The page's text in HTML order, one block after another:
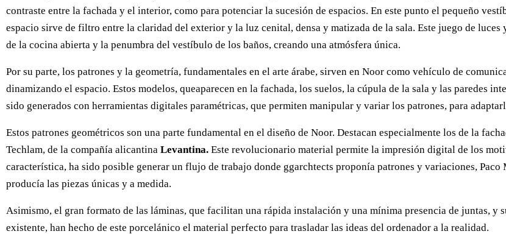
contraste entre la fachada y el interior, como para potenciar la sucesión de espacios. En este punto el pequeño
espacio sirve de filtro entre la claridad del exterior y la luz cenital, densa y matizada de la sala. Este juego de
de la cocina abierta y la penumbra del vestíbulo de los baños, creando una atmósfera única.
Por su parte, los patrones y la geometría, fundamentales en el arte árabe, sirven en Noor como vehículo de
dinamizando el espacio. Estos modelos, queaparecen en la fachada, los suelos, la cúpula de la sala y las paredes
sido generados con herramientas digitales paramétricas, que permiten manipular y variar los patrones, para
Estos patrones geométricos son una parte fundamental en el diseño de Noor. Destacan especialmente los de la
Techlam, de la compañía alicantina Levantina. Este revolucionario material permite la impresión digital de los
característica, ha sido posible generar un flujo de trabajo donde ggarchtects proponía patrones y variaciones, Paco
producía las piezas únicas y a medida.
Asimismo, el gran formato de las láminas, que facilitan una rápida instalación y una mínima presencia de juntas,
existente, han hecho de este porcelánico el material perfecto para trasladar las ideas del ordenador a la realidad.